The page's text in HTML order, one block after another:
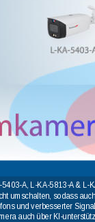
A, L-KA-5813-A &
umschalten, sodass
und verbesserter
auch über KI-